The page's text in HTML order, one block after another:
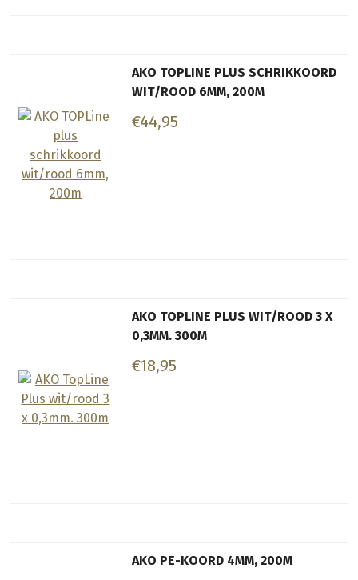
AKO TOPLINE PLUS SCHRIKKOORD
WIT/ROOD 6MM, 200M
€44,95
AKO TOPLINE PLUS WIT/ROOD 3 X
0,3MM. 300M
€18,95
AKO PE-KOORD 4MM, 200M